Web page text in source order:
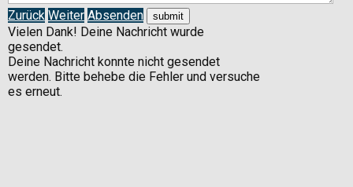
Zurück Weiter Absenden
Vielen Dank! Deine Nachricht wurde
gesendet.
Deine Nachricht konnte nicht gesendet
werden. Bitte behebe die Fehler und versuche
es erneut.